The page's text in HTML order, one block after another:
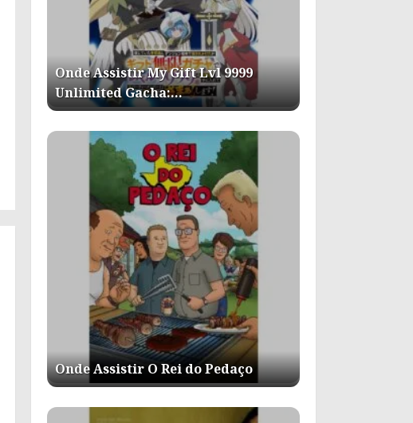
Onde Assistir My Gift Lvl 9999
Unlimited Gacha:…
Onde Assistir O Rei do Pedaço